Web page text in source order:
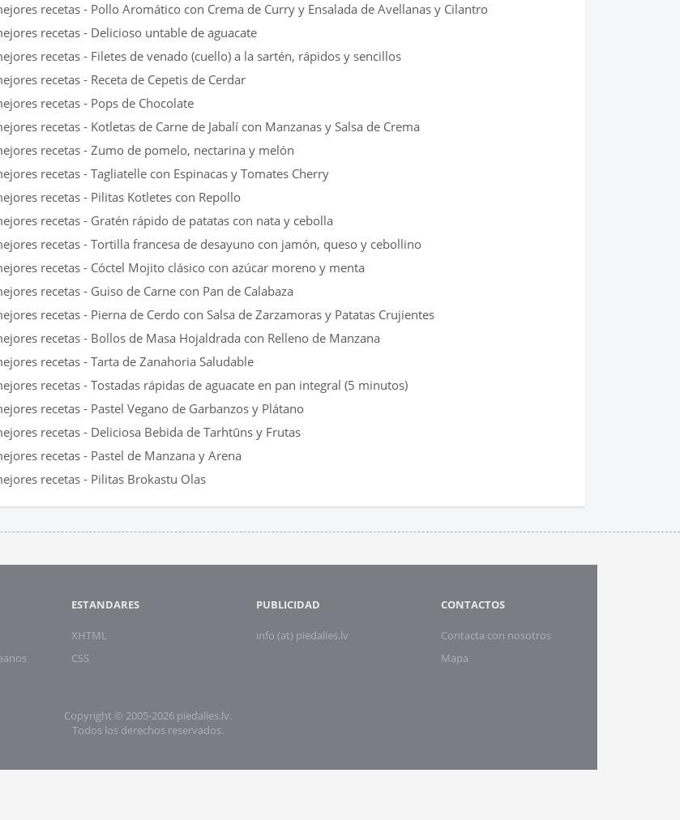
recetas - Pollo Aromático con Crema de Curry y Ensalada de Avellanas y Cilantro
recetas - Delicioso untable de aguacate
recetas - Filetes de venado (cuello) a la sartén, rápidos y sencillos
recetas - Receta de Cepetis de Cerdar
recetas - Pops de Chocolate
recetas - Kotletas de Carne de Jabalí con Manzanas y Salsa de Crema
recetas - Zumo de pomelo, nectarina y melón
recetas - Tagliatelle con Espinacas y Tomates Cherry
recetas - Pilitas Kotletes con Repollo
recetas - Gratén rápido de patatas con nata y cebolla
recetas - Tortilla francesa de desayuno con jamón, queso y cebollino
recetas - Cóctel Mojito clásico con azúcar moreno y menta
recetas - Guiso de Carne con Pan de Calabaza
recetas - Pierna de Cerdo con Salsa de Zarzamoras y Patatas Crujientes
recetas - Bollos de Masa Hojaldrada con Relleno de Manzana
recetas - Tarta de Zanahoria Saludable
recetas - Tostadas rápidas de aguacate en pan integral (5 minutos)
recetas - Pastel Vegano de Garbanzos y Plátano
recetas - Deliciosa Bebida de Tarhtūns y Frutas
recetas - Pastel de Manzana y Arena
recetas - Pilitas Brokastu Olas
ESTANDARES
XHTML
CSS
PUBLICIDAD
info (at) piedalies.lv
CONTACTOS
Contacta con nosotros
Mapa
Copyright © 2005-2026 piedalies.lv.
Todos los derechos reservados.